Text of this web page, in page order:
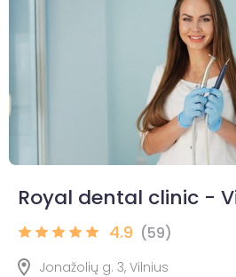
Royal dental clinic -
4.9 (59)
Jonažolių g. 3, Vilnius